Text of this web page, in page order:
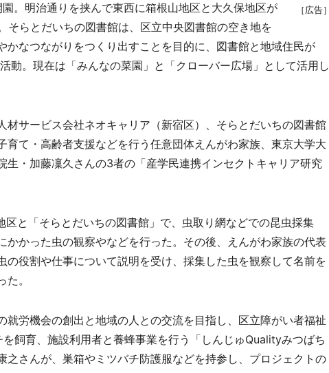
［広告］
。明治通りを挟んで東西に箱根山地区と大久保地区が
そらとだいちの図書館は、区立中央図書館の空き地を
かなつながりをつくり出すことを目的に、図書館と地域住民が
動。現在は「みんなの菜園」と「クローバー広場」として活用し
サービス会社ネオキャリア（新宿区）、そらとだいちの図書館
育て・高齢者支援などを行う任意団体えんがわ家族、東京大学大
生・加藤凜久さんの3者の「産学民連携インセクトキャリア研究
と「そらとだいちの図書館」で、虫取り網などでの昆虫採集
かかった虫の観察やなどを行った。その後、えんがわ家族の代表
の役割や仕事について説明を受け、採集した虫を観察して名前を
。
労機会の創出と地域の人との交流を目指し、区立障がい者福祉
飼育、施設利用者と養蜂事業を行う「しんじゅQualityみつばち
之さんが、巣箱やミツバチ防護服などを持参し、プロジェクトの